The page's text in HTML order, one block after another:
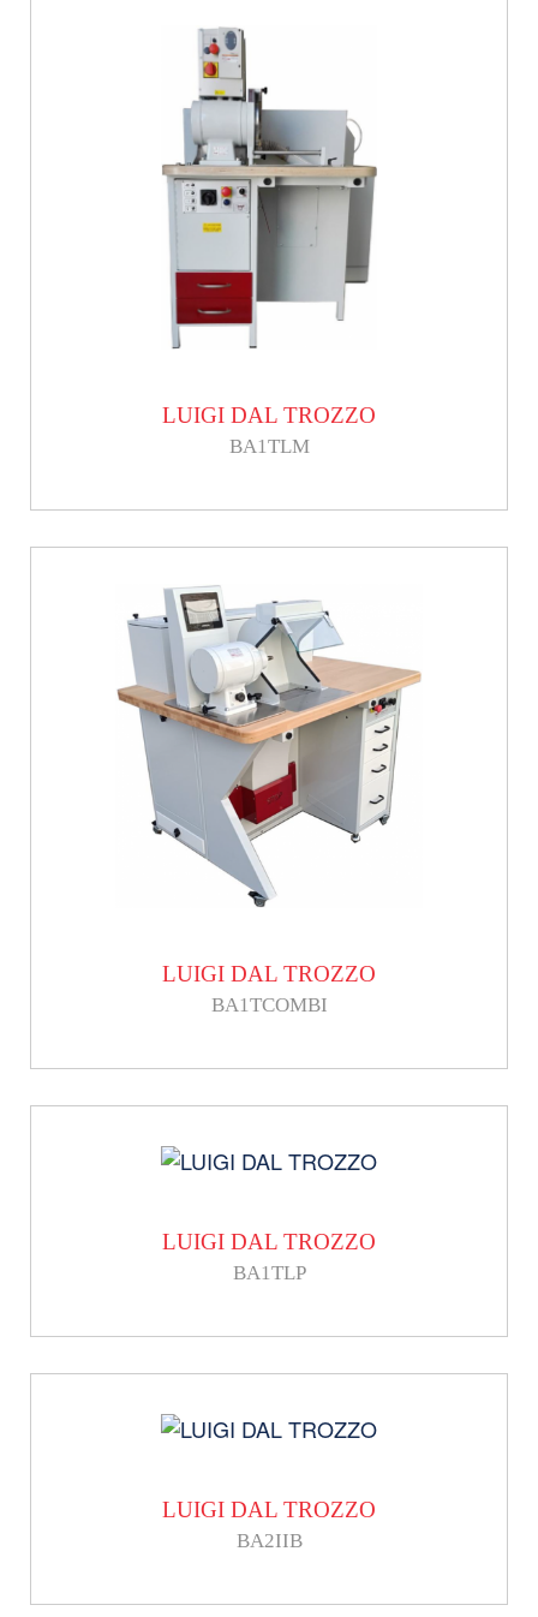
LUIGI DAL TROZZO
BA1TLM
LUIGI DAL TROZZO
BA1TCOMBI
LUIGI DAL TROZZO
BA1TLP
LUIGI DAL TROZZO
BA2IIB